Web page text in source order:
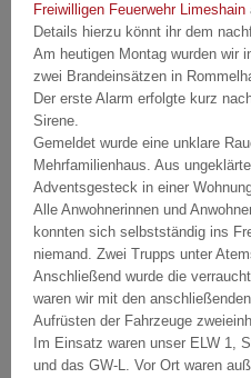
Freiwilligen Feuerwehr Limeshain
Details hierzu könnt ihr dem
Am heutigen Montag wurden wir
zwei Brandeinsätzen in
Der erste Alarm erfolgte kurz
Sirene.
Gemeldet wurde eine unklare
Mehrfamilienhaus. Aus
Adventsgesteck in einer
Alle Anwohnerinnen und
konnten sich selbstständig ins
niemand. Zwei Trupps unter
Anschließend wurde die
waren wir mit den
Aufrüsten der Fahrzeuge
Im Einsatz waren unser ELW 1,
und das GW-L. Vor Ort waren